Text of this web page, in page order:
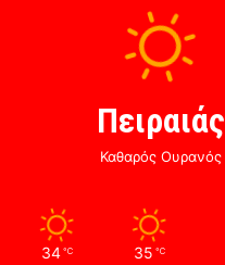
Πειραιάς
Καθαρός Ουρανός
34 ℃ 35 ℃